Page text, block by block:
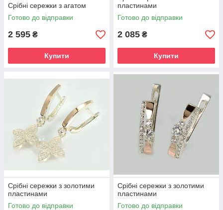
Срібні сережки з агатом
Готово до відправки
2 595 ₴
Купити
пластинами
Готово до відправки
2 085 ₴
Купити
Срібні сережки з золотими
пластинами
Готово до відправки
Срібні сережки з золотими
пластинами
Готово до відправки